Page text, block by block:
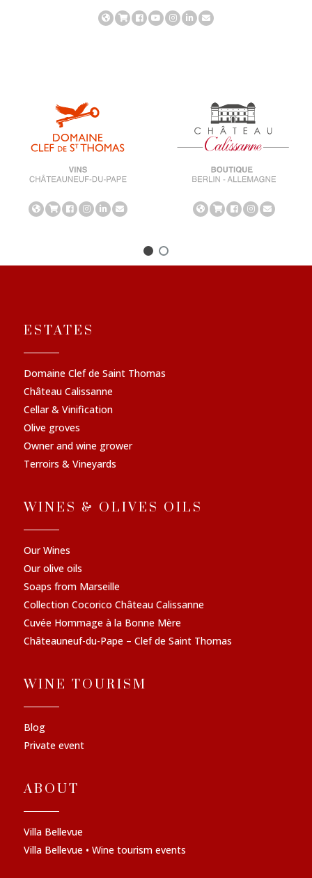
ESTATES
Domaine Clef de Saint Thomas
Château Calissanne
Cellar & Vinification
Olive groves
Owner and wine grower
Terroirs & Vineyards
WINES & OLIVES OILS
Our Wines
Our olive oils
Soaps from Marseille
Collection Cocorico Château Calissanne
Cuvée Hommage à la Bonne Mère
Châteauneuf-du-Pape – Clef de Saint Thomas
WINE TOURISM
Blog
Private event
ABOUT
Villa Bellevue
Villa Bellevue • Wine tourism events